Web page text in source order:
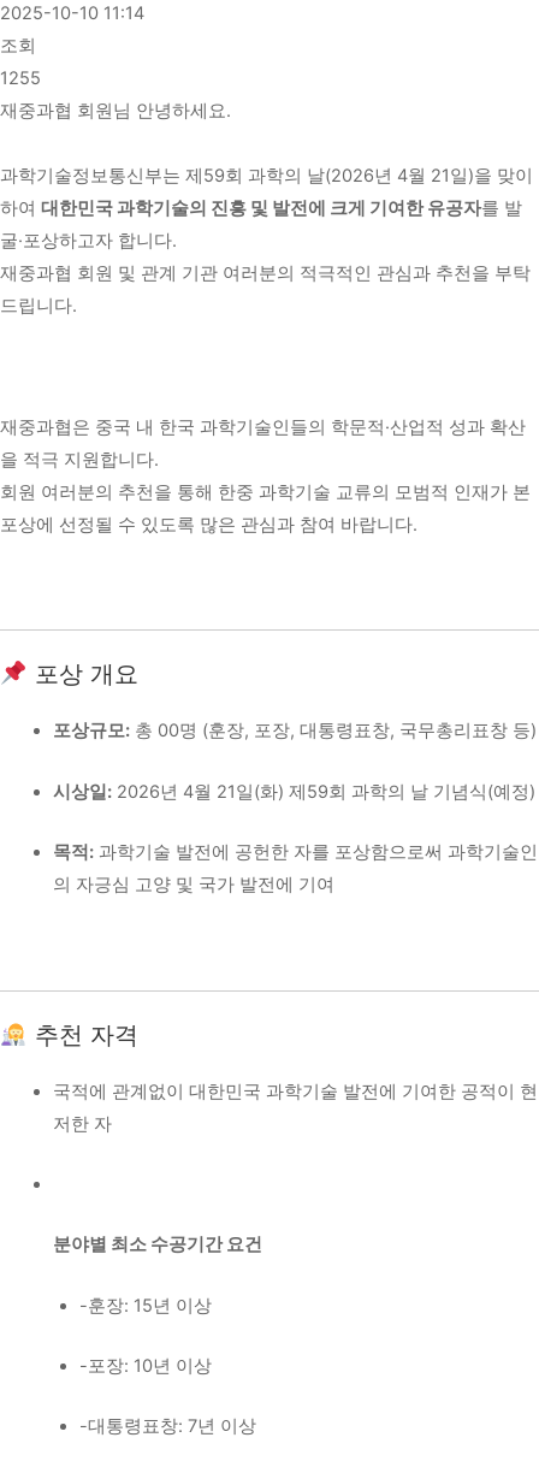
2025-10-10 11:14
조회
1255
재중과협 회원님 안녕하세요.
과학기술정보통신부는 제59회 과학의 날(2026년 4월 21일)을 맞이
하여 대한민국 과학기술의 진흥 및 발전에 크게 기여한 유공자를 발
굴·포상하고자 합니다.
재중과협 회원 및 관계 기관 여러분의 적극적인 관심과 추천을 부탁
드립니다.
재중과협은 중국 내 한국 과학기술인들의 학문적·산업적 성과 확산
을 적극 지원합니다.
회원 여러분의 추천을 통해 한중 과학기술 교류의 모범적 인재가 본
포상에 선정될 수 있도록 많은 관심과 참여 바랍니다.
포상 개요
포상규모:총 00명 (훈장, 포장, 대통령표창, 국무총리표창 등)
시상일:2026년 4월 21일(화) 제59회 과학의 날 기념식(예정)
목적:과학기술 발전에 공헌한 자를 포상함으로써 과학기술인
의 자긍심 고양 및 국가 발전에 기여
추천 자격
국적에 관계없이 대한민국 과학기술 발전에 기여한 공적이 현
저한 자
분야별 최소 수공기간 요건
-훈장: 15년 이상
-포장: 10년 이상
-대통령표창: 7년 이상